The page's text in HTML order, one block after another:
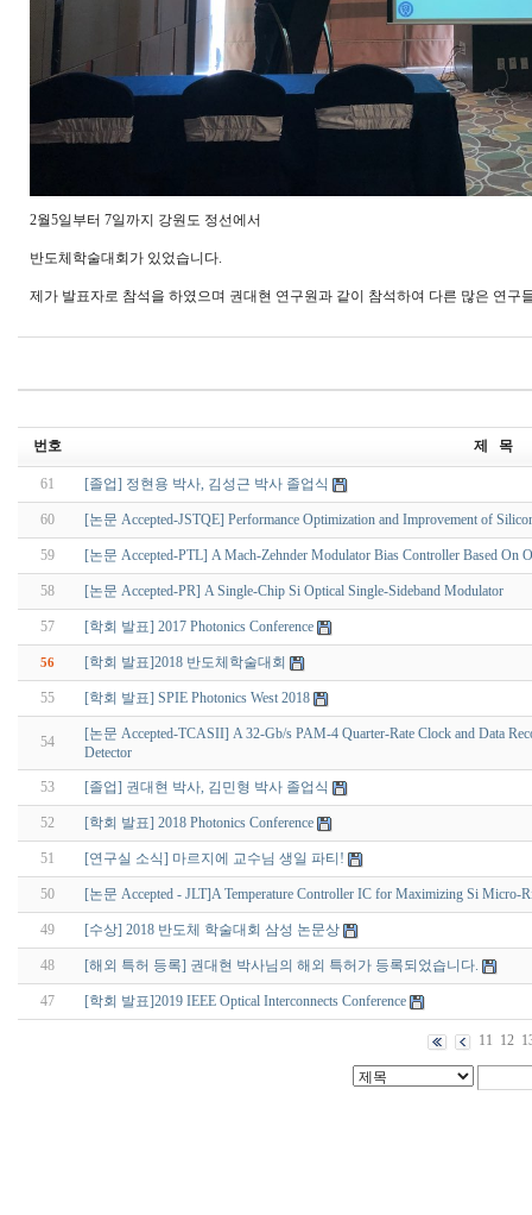
2월5일부터 7일까지 강원도 정선에서
반도체학술대회가 있었습니다.
제가 발표자로 참석을 하였으며 권대현 연구원과 같이 참석하여 다른 많은 연구
번호 제 목
61 [졸업] 정현용 박사, 김성근 박사 졸업식
60 [논문 Accepted-JSTQE] Performance Optimization and Improvement of
59 [논문 Accepted-PTL] A Mach-Zehnder Modulator Bias Controller Based On
58 [논문 Accepted-PR] A Single-Chip Si Optical Single-Sideband Modulator
57 [학회 발표] 2017 Photonics Conference
56 [학회 발표]2018 반도체학술대회
55 [학회 발표] SPIE Photonics West 2018
54
[논문 Accepted-TCASII] A 32-Gb/s PAM-4 Quarter-Rate Clock and Data
Detector
53 [졸업] 권대현 박사, 김민형 박사 졸업식
52 [학회 발표] 2018 Photonics Conference
51 [연구실 소식] 마르지에 교수님 생일 파티!
50 [논문 Accepted - JLT]A Temperature Controller IC for Maximizing Si
49 [수상] 2018 반도체 학술대회 삼성 논문상
48 [해외 특허 등록] 권대현 박사님의 해외 특허가 등록되었습니다.
47 [학회 발표]2019 IEEE Optical Interconnects Conference
11 12